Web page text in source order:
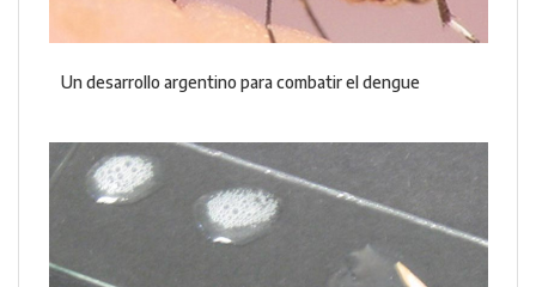
Un desarrollo argentino para combatir el dengue